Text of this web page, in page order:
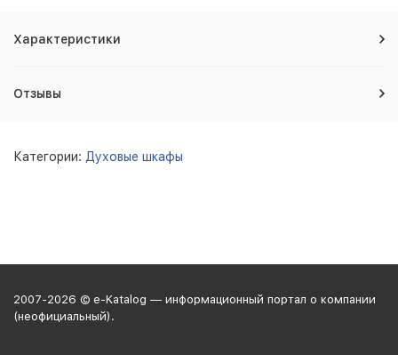
Характеристики
Отзывы
Категории: Духовые шкафы
2007-2026 © e-Katalog — информационный портал о компании
(неофициальный).